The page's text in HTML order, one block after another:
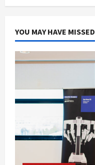
YOU MAY HAVE MISSED